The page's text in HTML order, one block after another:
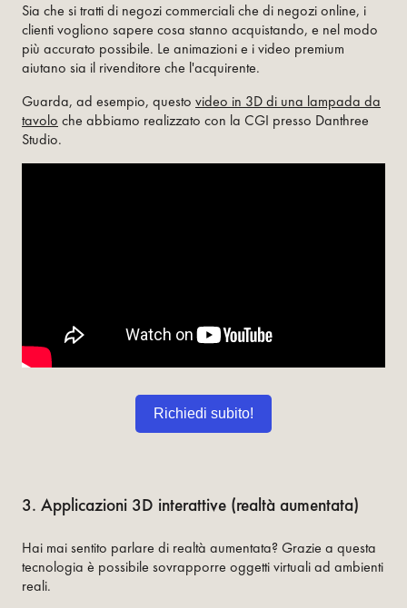
Sia che si tratti di negozi commerciali che di negozi online, i
clienti vogliono sapere cosa stanno acquistando, e nel modo
più accurato possibile. Le animazioni e i video premium
aiutano sia il rivenditore che l'acquirente.
Guarda, ad esempio, questo video in 3D di una lampada da
tavolo che abbiamo realizzato con la CGI presso Danthree
Studio.
Richiedi subito!
3. Applicazioni 3D interattive (realtà aumentata)
Hai mai sentito parlare di realtà aumentata? Grazie a questa
tecnologia è possibile sovrapporre oggetti virtuali ad ambienti
reali.